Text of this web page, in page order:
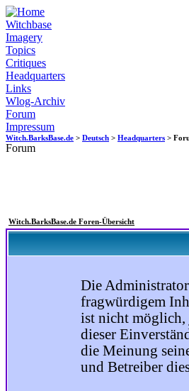
Witchbase
Imagery
Topics
Critiques
Headquarters
Links
Wlog-Archiv
Forum
Impressum
Witch.BarksBase.de > Deutsch > Headquarters >
Forum
Witch.BarksBase.de Foren-Übersicht
Die
fragwürdigem
ist nicht möglich,
dieser
die Meinung
und Betreiber